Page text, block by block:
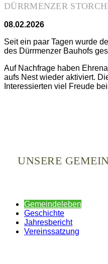
DÜRRMENZER
08.02.2026
Seit ein paar Tagen wurde
des Dürrmenzer Bauhofs
Auf Nachfrage haben
aufs Nest wieder aktiviert.
Interessierten viel Freude
UNSERE
Gemeindeleben
Geschichte
Jahresbericht
Vereinssatzung